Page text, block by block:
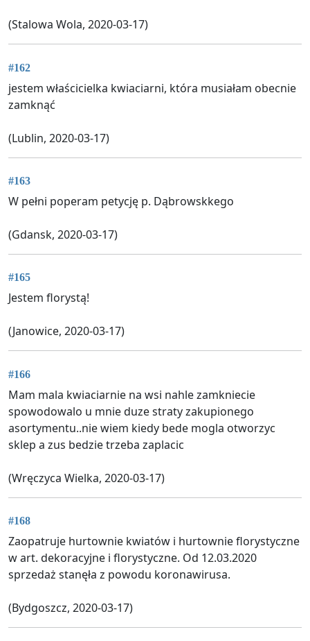
(Stalowa Wola, 2020-03-17)
#162
jestem właścicielka kwiaciarni, która musiałam obecnie
zamknąć
(Lublin, 2020-03-17)
#163
W pełni poperam petycję p. Dąbrowskkego
(Gdansk, 2020-03-17)
#165
Jestem florystą!
(Janowice, 2020-03-17)
#166
Mam mala kwiaciarnie na wsi nahle zamkniecie
spowodowalo u mnie duze straty zakupionego
asortymentu..nie wiem kiedy bede mogla otworzyc
sklep a zus bedzie trzeba zaplacic
(Wręczyca Wielka, 2020-03-17)
#168
Zaopatruje hurtownie kwiatów i hurtownie florystyczne
w art. dekoracyjne i florystyczne. Od 12.03.2020
sprzedaż stanęła z powodu koronawirusa.
(Bydgoszcz, 2020-03-17)